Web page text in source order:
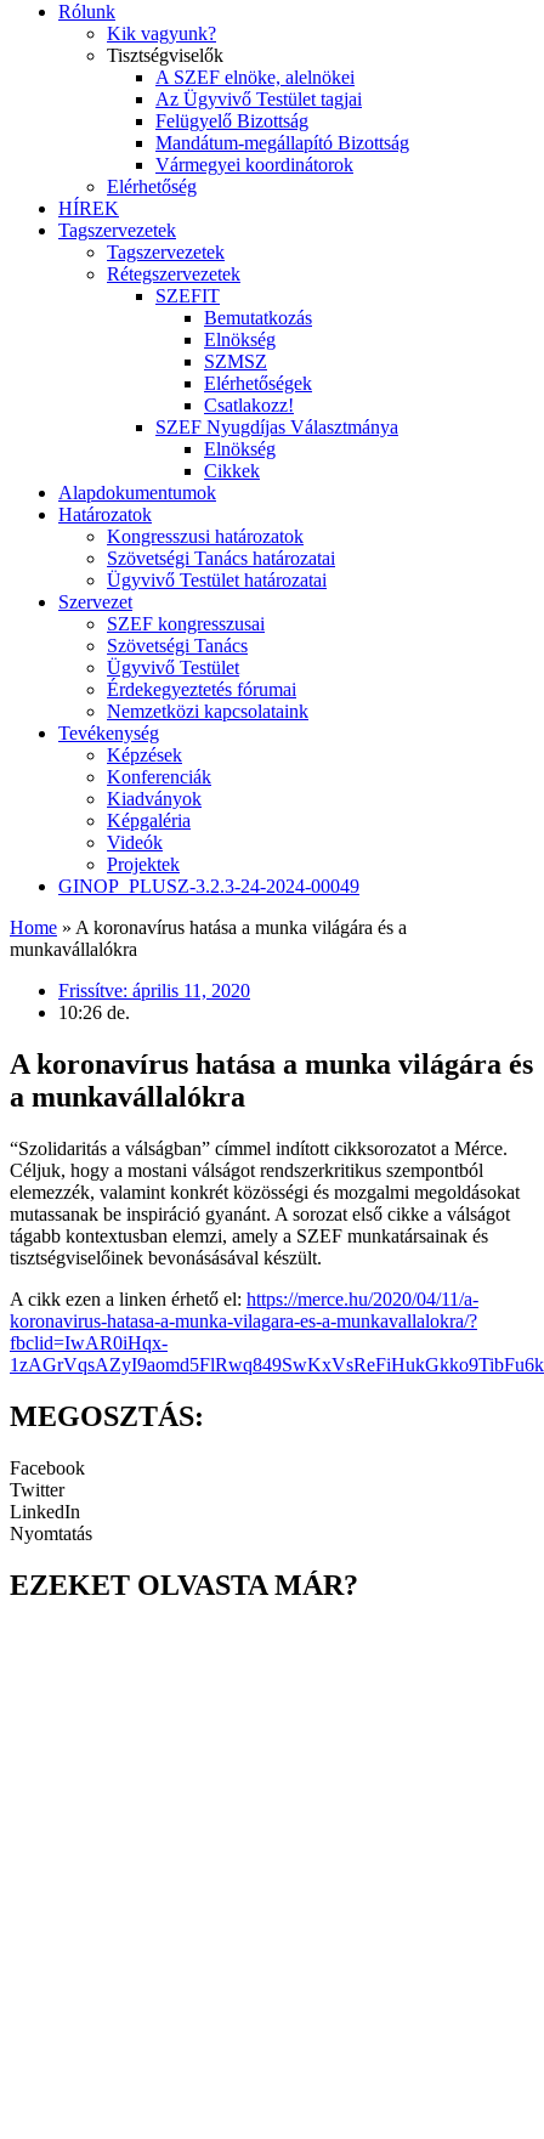
Rólunk
Kik vagyunk?
Tisztségviselők
A SZEF elnöke, alelnökei
Az Ügyvivő Testület tagjai
Felügyelő Bizottság
Mandátum-megállapító Bizottság
Vármegyei koordinátorok
Elérhetőség
HÍREK
Tagszervezetek
Tagszervezetek
Rétegszervezetek
SZEFIT
Bemutatkozás
Elnökség
SZMSZ
Elérhetőségek
Csatlakozz!
SZEF Nyugdíjas Választmánya
Elnökség
Cikkek
Alapdokumentumok
Határozatok
Kongresszusi határozatok
Szövetségi Tanács határozatai
Ügyvivő Testület határozatai
Szervezet
SZEF kongresszusai
Szövetségi Tanács
Ügyvivő Testület
Érdekegyeztetés fórumai
Nemzetközi kapcsolataink
Tevékenység
Képzések
Konferenciák
Kiadványok
Képgaléria
Videók
Projektek
GINOP_PLUSZ-3.2.3-24-2024-00049
Home » A koronavírus hatása a munka világára és a
munkavállalókra
Frissítve: április 11, 2020
10:26 de.
A koronavírus hatása a munka világára és
a munkavállalókra
“Szolidaritás a válságban” címmel indított cikksorozatot a Mérce.
Céljuk, hogy a mostani válságot rendszerkritikus szempontból
elemezzék, valamint konkrét közösségi és mozgalmi megoldásokat
mutassanak be inspiráció gyanánt. A sorozat első cikke a válságot
tágabb kontextusban elemzi, amely a SZEF munkatársainak és
tisztségviselőinek bevonásásával készült.
A cikk ezen a linken érhető el: https://merce.hu/2020/04/11/a-
koronavirus-hatasa-a-munka-vilagara-es-a-munkavallalokra/?
fbclid=IwAR0iHqx-
1zAGrVqsAZyI9aomd5FlRwq849SwKxVsReFiHukGkko9TibFu6k
MEGOSZTÁS:
Facebook
Twitter
LinkedIn
Nyomtatás
EZEKET OLVASTA MÁR?